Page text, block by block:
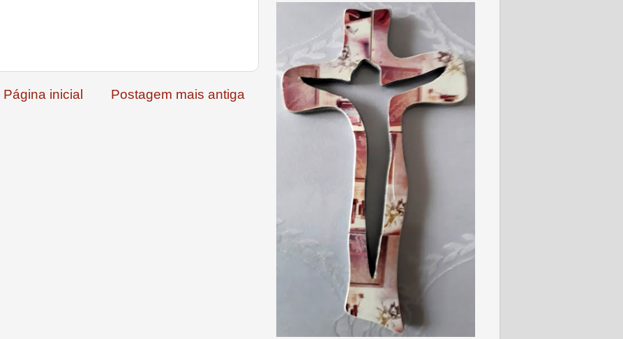
Postagem mais antiga
Página inicial